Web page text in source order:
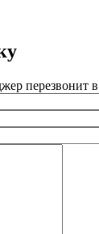
перезвонит в